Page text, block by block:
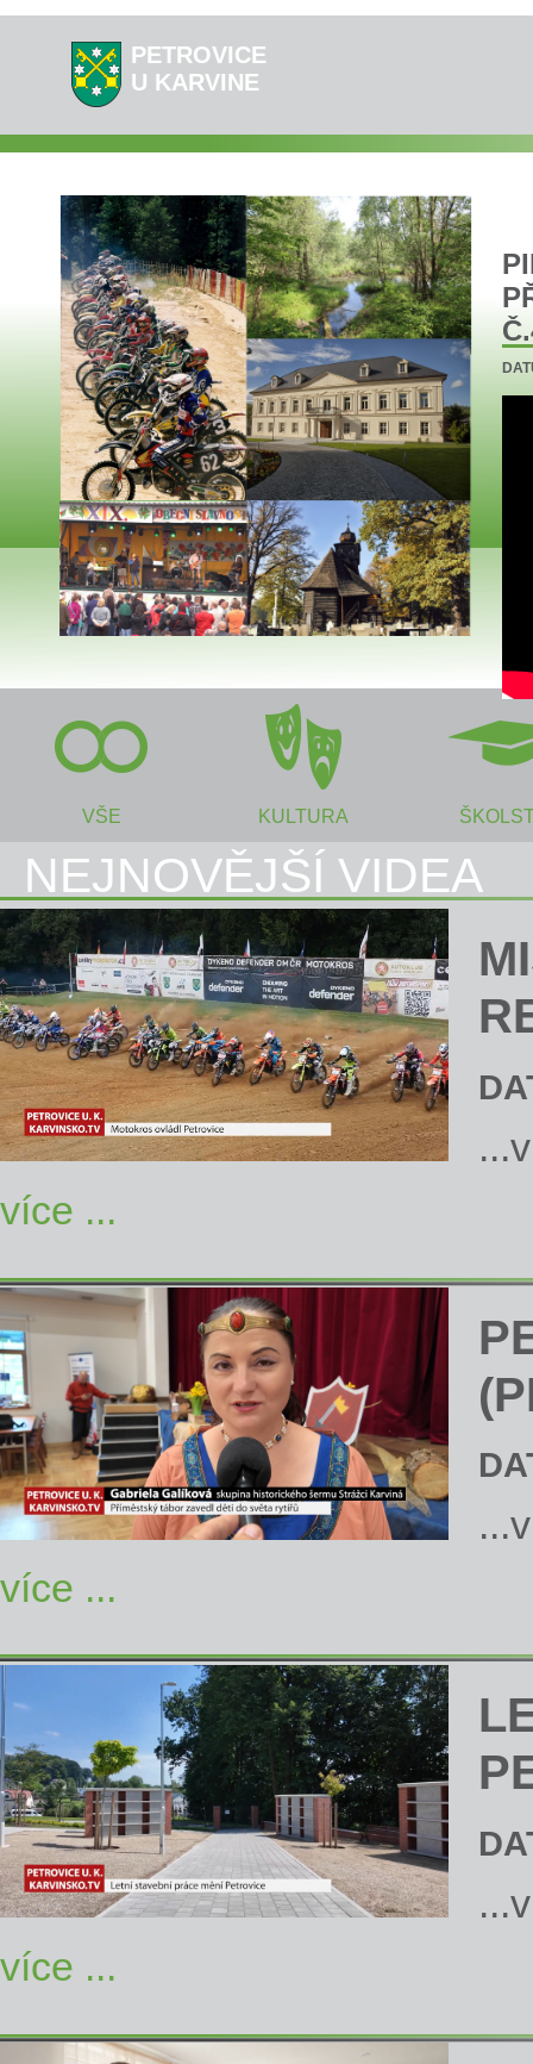
PETROVICE
U KARVINE
VŠE KULTURA
NEJNOVĚJŠÍ VIDEA
více ...
více ...
více ...